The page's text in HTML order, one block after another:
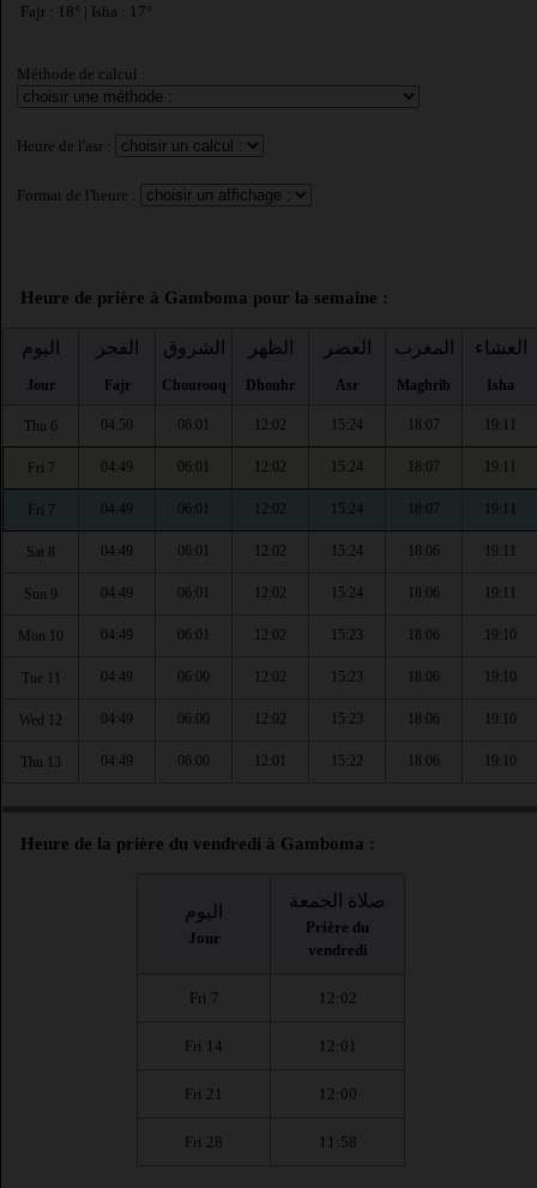
Fajr : 18° | Isha : 17°
Méthode de calcul :
Heure de l'asr :
Format de l'heure :
Heure de prière à Gamboma pour la semaine :
اليوم
Jour
الفجر
Fajr
الشروق
Chourouq
الظهر
Dhouhr
العصر
Asr
المغرب
Maghrib
العشاء
Isha
Thu 6 04:50 06:01 12:02 15:24 18:07 19:11
Fri 7 04:49 06:01 12:02 15:24 18:07 19:11
Fri 7 04:49 06:01 12:02 15:24 18:07 19:11
Sat 8 04:49 06:01 12:02 15:24 18:06 19:11
Sun 9 04:49 06:01 12:02 15:24 18:06 19:11
Mon 10 04:49 06:01 12:02 15:23 18:06 19:10
Tue 11 04:49 06:00 12:02 15:23 18:06 19:10
Wed 12 04:49 06:00 12:02 15:23 18:06 19:10
Thu 13 04:49 06:00 12:01 15:22 18:06 19:10
Heure de la prière du vendredi à Gamboma :
اليوم
Jour
صلاة الجمعة
Prière du
vendredi
Fri 7 12:02
Fri 14 12:01
Fri 21 12:00
Fri 28 11:58